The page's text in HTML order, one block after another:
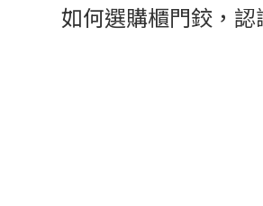
如何選購櫃門鉸，